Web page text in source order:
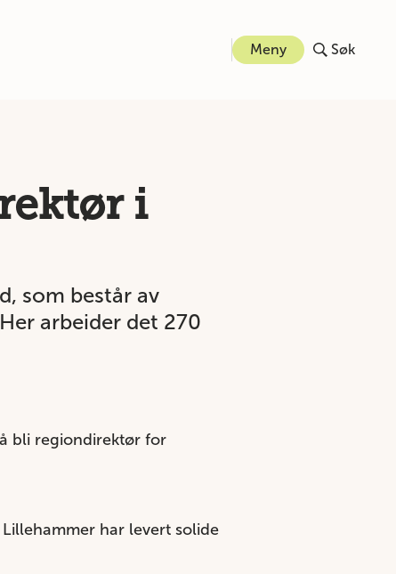
Meny Søk
i
som består av
arbeider det 270
bli regiondirektør for
har levert solide